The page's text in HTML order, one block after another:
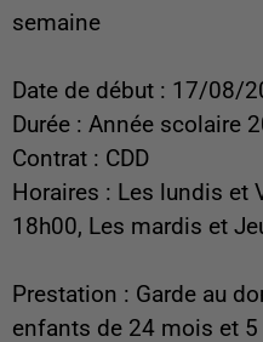
semaine
Date de début : 17/08/
Durée : Année scolaire
Contrat : CDD
Horaires : Les lundis et
18h00, Les mardis et
Prestation : Garde au
enfants de 24 mois et